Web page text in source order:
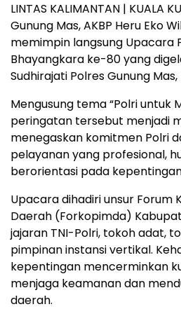
LINTAS KALIMANTAN | KUALA
Gunung Mas, AKBP Heru Eko
memimpin langsung Upacara
Bhayangkara ke-80 yang
Sudhirajati Polres Gunung
Mengusung tema “Polri untuk
peringatan tersebut menjadi
menegaskan komitmen Polri
pelayanan yang profesional,
berorientasi pada
Upacara dihadiri unsur Forum
Daerah (Forkopimda)
jajaran TNI-Polri, tokoh adat,
pimpinan instansi vertikal.
kepentingan mencerminkan
menjaga keamanan dan
daerah.